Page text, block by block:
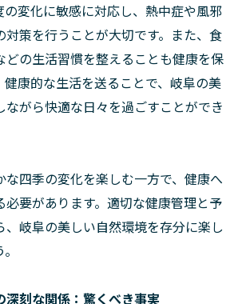
の変化に敏感に対応し、熱中症や風邪
対策を行うことが大切です。また、食
どの生活習慣を整えることも健康を保
健康的な生活を送ることで、岐阜の美
ながら快適な日々を過ごすことができ
な四季の変化を楽しむ一方で、健康へ
必要があります。適切な健康管理と予
、岐阜の美しい自然環境を存分に楽し
深刻な関係：驚くべき事実